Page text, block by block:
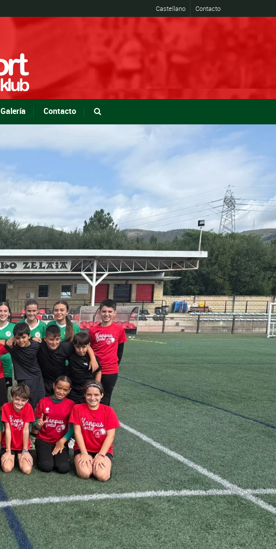
Castellano Contacto
Galería Contacto